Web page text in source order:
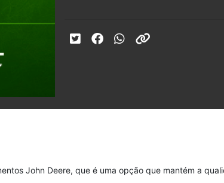
John Deere, que é uma opção que mantém a